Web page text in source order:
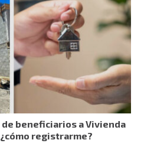
beneficiarios a Vivienda
registrarme?